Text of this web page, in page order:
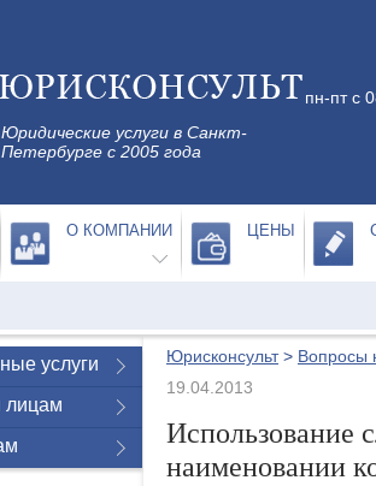
Юридические услуги в Санкт-
Петербурге с 2005 года
пн-пт с
О КОМПАНИИ ЦЕНЫ
Юрисконсульт> Вопросы
19.04.2013
Использование
наименовании
услуги
лицам